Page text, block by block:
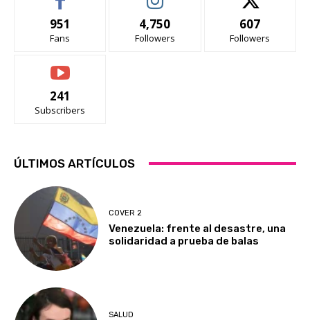
951
Fans
4,750
Followers
607
Followers
241
Subscribers
ÚLTIMOS ARTÍCULOS
COVER 2
Venezuela: frente al desastre, una
solidaridad a prueba de balas
SALUD